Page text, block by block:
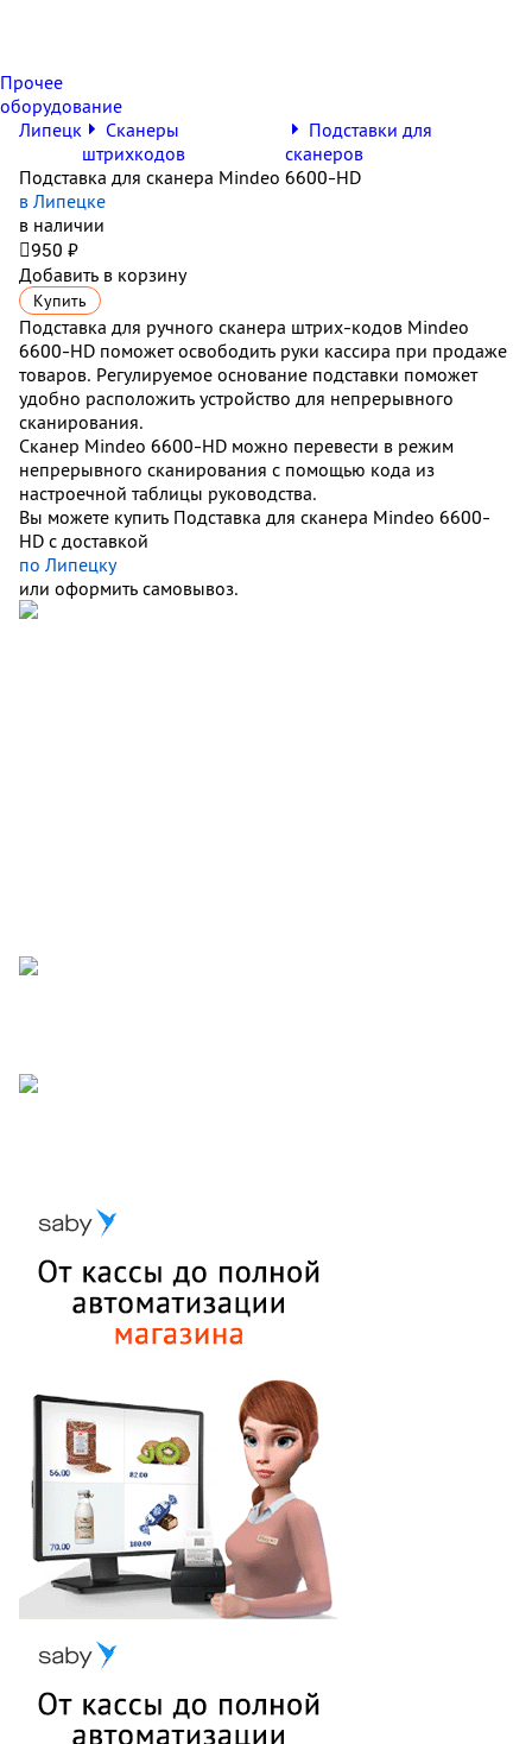
Прочее
оборудование
Липецк
Сканеры
штрихкодов
Подставки для
сканеров
Подставка для сканера Mindeo 6600-HD
в Липецке
в наличии
950 ₽
Добавить в корзину
Купить
Подставка для ручного сканера штрих-кодов Mindeo
6600-HD поможет освободить руки кассира при продаже
товаров. Регулируемое основание подставки поможет
удобно расположить устройство для непрерывного
сканирования.
Сканер Mindeo 6600-HD можно перевести в режим
непрерывного сканирования с помощью кода из
настроечной таблицы руководства.
Вы можете купить Подставка для сканера Mindeo 6600-
HD с доставкой
по Липецку
или оформить самовывоз.